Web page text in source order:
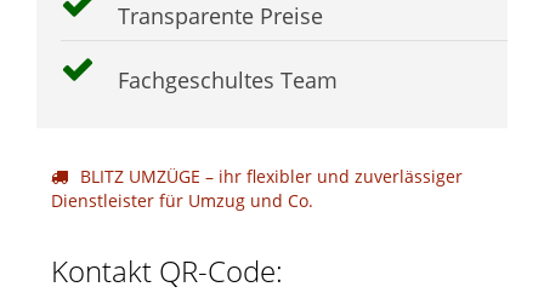
Transparente Preise
Fachgeschultes Team
BLITZ UMZÜGE – ihr flexibler und zuverlässiger
Dienstleister für Umzug und Co.
Kontakt QR-Code: